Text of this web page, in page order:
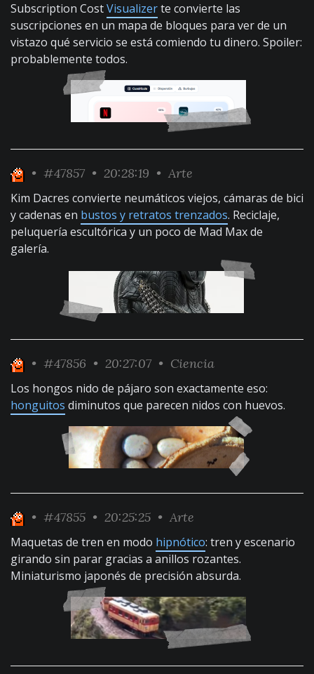
Subscription CostVisualizerte convierte las
suscripciones en un mapa de bloques para ver de un
vistazo qué servicio se está comiendo tu dinero. Spoiler:
probablemente todos.
• #47857 • 20:28:19 • Arte
Kim Dacres convierte neumáticos viejos, cámaras de bici
y cadenas en bustos y retratos trenzados. Reciclaje,
peluquería escultórica y un poco de Mad Max de
galería.
• #47856 • 20:27:07 • Ciencia
Los hongos nido de pájaro son exactamente eso:
honguitos diminutos que parecen nidos con huevos.
• #47855 • 20:25:25 • Arte
Maquetas de tren en modo hipnótico: tren y escenario
girando sin parar gracias a anillos rozantes.
Miniaturismo japonés de precisión absurda.